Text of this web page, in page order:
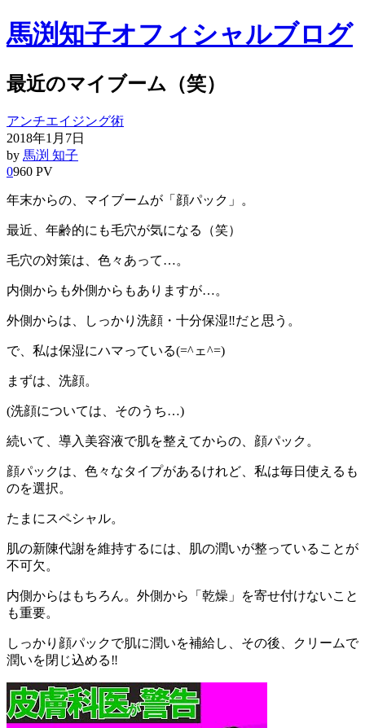
馬渕知子オフィシャルブログ
最近のマイブーム（笑）
アンチエイジング術
2018年1月7日
by 馬渕 知子
0960 PV
年末からの、マイブームが「顔パック」。
最近、年齢的にも毛穴が気になる（笑）
毛穴の対策は、色々あって…。
内側からも外側からもありますが…。
外側からは、しっかり洗顔・十分保湿‼︎だと思う。
で、私は保湿にハマっている(=^ェ^=)
まずは、洗顔。
(洗顔については、そのうち…)
続いて、導入美容液で肌を整えてからの、顔パック。
顔パックは、色々なタイプがあるけれど、私は毎日使えるも
のを選択。
たまにスペシャル。
肌の新陳代謝を維持するには、肌の潤いが整っていることが
不可欠。
内側からはもちろん。外側から「乾燥」を寄せ付けないこと
も重要。
しっかり顔パックで肌に潤いを補給し、その後、クリームで
潤いを閉じ込める‼︎